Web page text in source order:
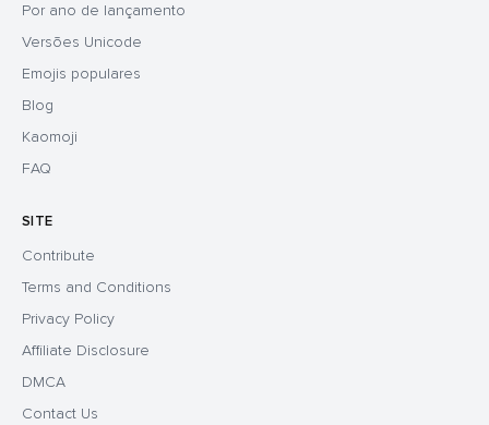
Por ano de lançamento
Versões Unicode
Emojis populares
Blog
Kaomoji
FAQ
SITE
Contribute
Terms and Conditions
Privacy Policy
Affiliate Disclosure
DMCA
Contact Us